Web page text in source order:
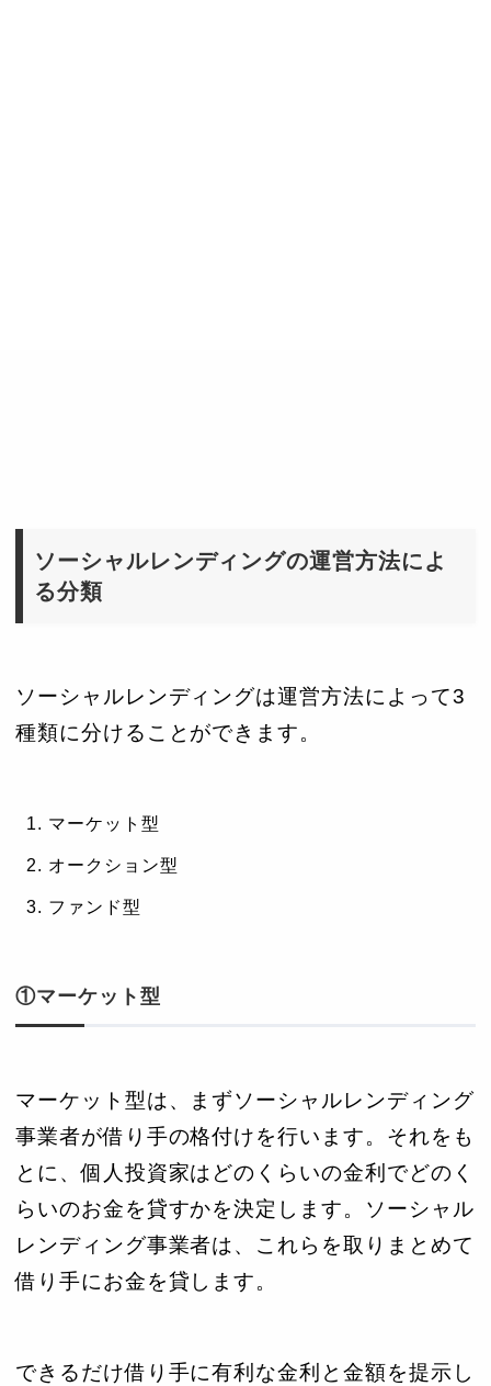
ソーシャルレンディングの運営方法によ
る分類
ソーシャルレンディングは運営方法によって3
種類に分けることができます。
マーケット型
オークション型
ファンド型
①マーケット型
マーケット型は、まずソーシャルレンディング
事業者が借り手の格付けを行います。それをも
とに、個人投資家はどのくらいの金利でどのく
らいのお金を貸すかを決定します。ソーシャル
レンディング事業者は、これらを取りまとめて
借り手にお金を貸します。
できるだけ借り手に有利な金利と金額を提示し